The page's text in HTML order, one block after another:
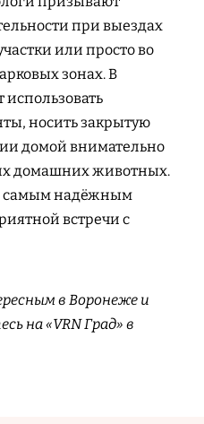
при выездах
или просто во
зонах. В
носить закрытую
домой внимательно
домашних животных.
самым надёжным
встречи с
в Воронеже и
на «VRN Град» в